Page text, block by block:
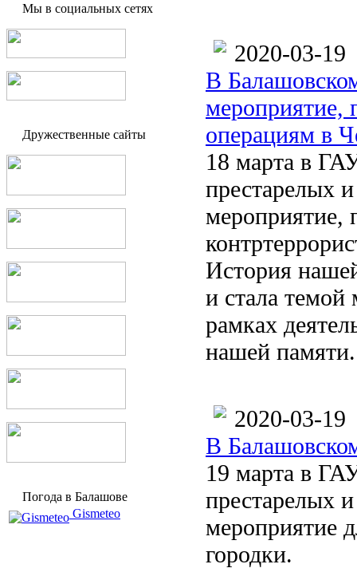
Мы в социальных сетях
Дружественные сайты
Погода в Балашове
Gismeteo
2020-03-19
В
мероприятие,
операциям в
18 марта в
престарелых
мероприятие,
История
и стала темой
рамках
нашей
2020-03-19
В
19 марта в
престарелых
мероприятие
городки.